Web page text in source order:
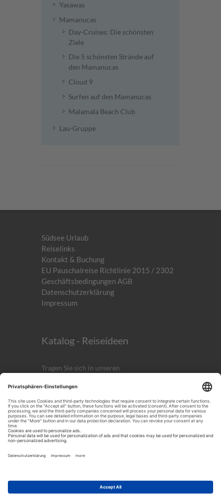
Yasawas
Mamanucas
Day-Cruises: Die schönsten
Ziele
Die 5 schönsten Strände auf
den Mamanucas
Cloud 9
Surfen auf den Mamanucas
Malamala Beach Club
Lau-Gruppe
Südsee Urlaub
Reiselinks
Kontakt & Buchung
EU Pauschalreise Richtlinie 2015 / 2302
Geschäftsbedingungen AGB
Datenschutzerklärung
Impressum
Katalog - Reiseideen
Tragen Sie sich in unseren
ICH AKZEPTIERST DIE
DATENSCHUTZERKLÄRUNG.